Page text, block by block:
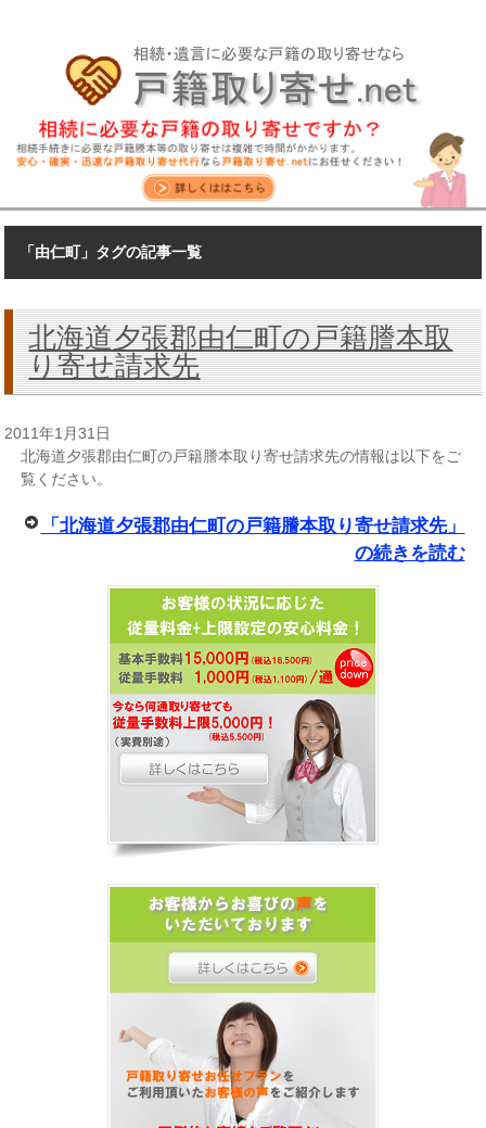
「由仁町」タグの記事一覧
北海道夕張郡由仁町の戸籍謄本取
り寄せ請求先
2011年1月31日
北海道夕張郡由仁町の戸籍謄本取り寄せ請求先の情報は以下をご
覧ください。
「北海道夕張郡由仁町の戸籍謄本取り寄せ請求先」
の続きを読む